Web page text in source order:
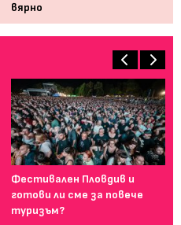
вярно
Фестивален Пловдив и
готови ли сме за повече
туризъм?